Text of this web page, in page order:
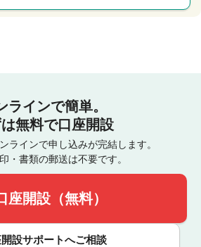
ラインで簡単。
は無料で口座開設
ラインで申し込みが完結します。
・書類の郵送は不要です。
座開設（無料）
設サポートへご相談